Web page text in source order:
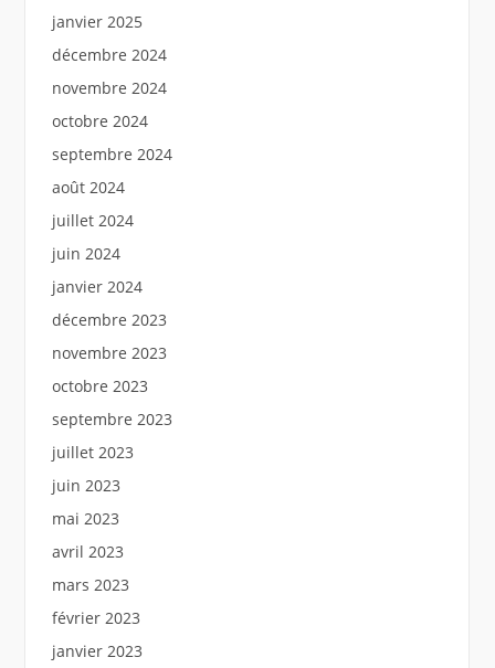
janvier 2025
décembre 2024
novembre 2024
octobre 2024
septembre 2024
août 2024
juillet 2024
juin 2024
janvier 2024
décembre 2023
novembre 2023
octobre 2023
septembre 2023
juillet 2023
juin 2023
mai 2023
avril 2023
mars 2023
février 2023
janvier 2023